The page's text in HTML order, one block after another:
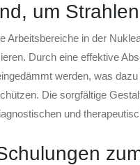
um
Arbeitsbereiche in der
Durch eine effektive
werden, was
Die sorgfältige
und